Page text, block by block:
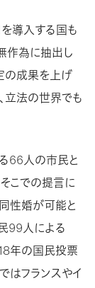
を導入する国も
作為に抽出し
の成果を上げ
立法の世界でも
66人の市民と
こでの提言に
性婚が可能と
99人による
年の国民投票
はフランスやイ